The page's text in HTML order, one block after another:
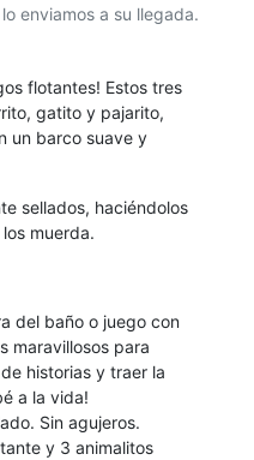
enviamos a su llegada.
flotantes! Estos tres
gatito y pajarito,
un barco suave y
sellados, haciéndolos
muerda.
del baño o juego con
maravillosos para
historias y traer la
a la vida!
Sin agujeros.
y 3 animalitos